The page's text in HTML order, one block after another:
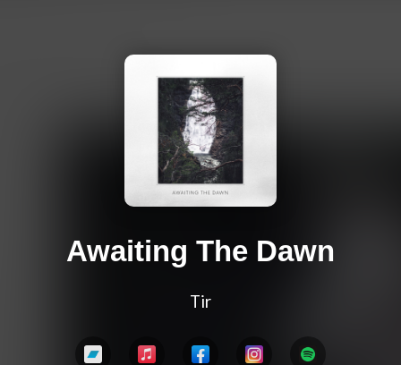
Awaiting The Dawn
Tir